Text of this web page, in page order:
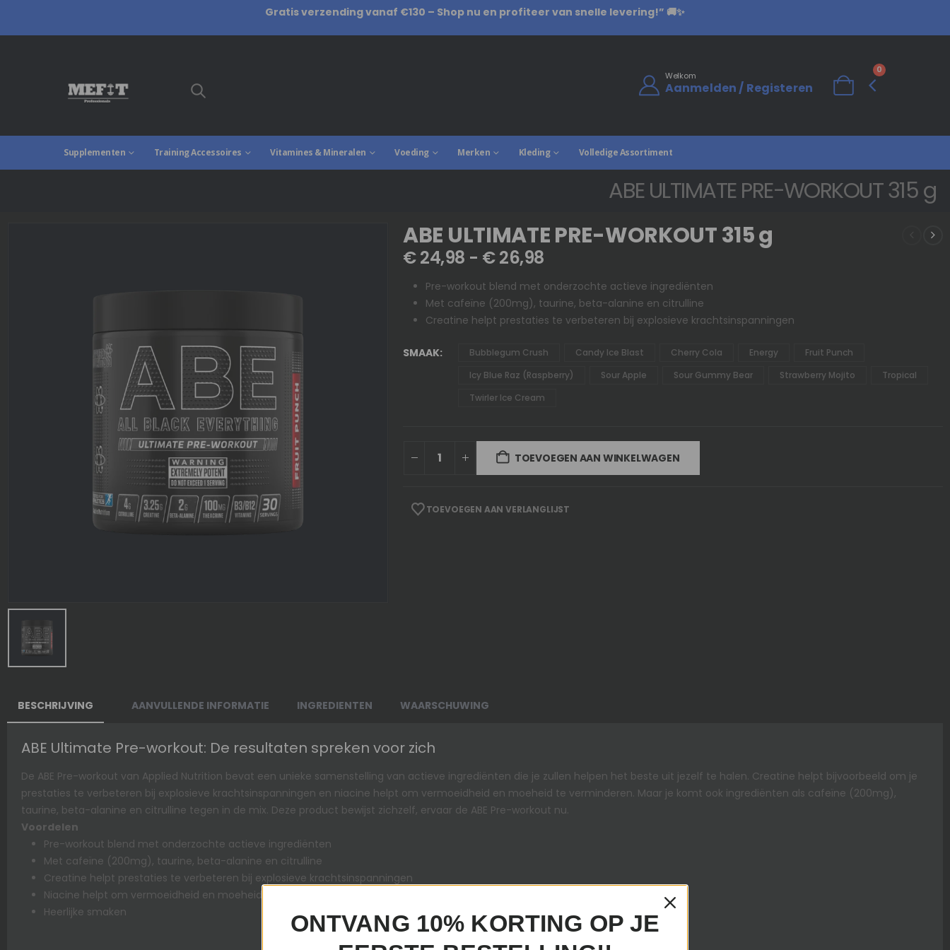
Gratis verzending vanaf €130 – Shop nu en profiteer van snelle levering!” 🚚✨
Welkom
Aanmelden / Registeren
0
Supplementen Training Accessoires Vitamines & Mineralen Voeding Merken Kleding Volledige Assortiment
ABE ULTIMATE PRE-WORKOUT 315 g
ABE ULTIMATE PRE-WORKOUT 315 g
€24,98 - €26,98
Pre-workout blend met onderzochte actieve ingrediënten
Met cafeïne (200mg), taurine, beta-alanine en citrulline
Creatine helpt prestaties te verbeteren bij explosieve krachtsinspanningen
SMAAK Bubblegum Crush Candy Ice Blast Cherry Cola Energy
Fruit Punch
Icy Blue Raz (Raspberry)
Sour Apple Sour Gummy Bear Strawberry Mojito
Tropical
Twirler Ice Cream
TOEVOEGEN AAN WINKELWAGEN
TOEVOEGEN AAN VERLANGLIJST
BESCHRIJVING AANVULLENDE INFORMATIE INGREDIENTEN WAARSCHUWING
ABE Ultimate Pre-workout: De resultaten spreken voor zich
De ABE Pre-workout van Applied Nutrition bevat een unieke samenstelling van actieve ingrediënten die je zullen helpen het beste uit jezelf te halen. Creatine helpt bijvoorbeeld om je
prestaties te verbeteren bij explosieve krachtsinspanningen en niacine helpt om vermoeidheid en moeheid te verminderen. Maar je komt ook ingrediënten als cafeïne (200mg),
taurine, beta-alanine en citrulline tegen in de mix. Deze product bewijst zichzelf, ervaar de ABE Pre-workout nu.
Voordelen
Pre-workout blend met onderzochte actieve ingrediënten
Met cafeïne (200mg), taurine, beta-alanine en citrulline
Creatine helpt prestaties te verbeteren bij explosieve krachtsinspanningen
Niacine helpt om vermoeidheid en moeheid te verminderen
Heerlijke smaken
ONTVANG 10% KORTING OP JE